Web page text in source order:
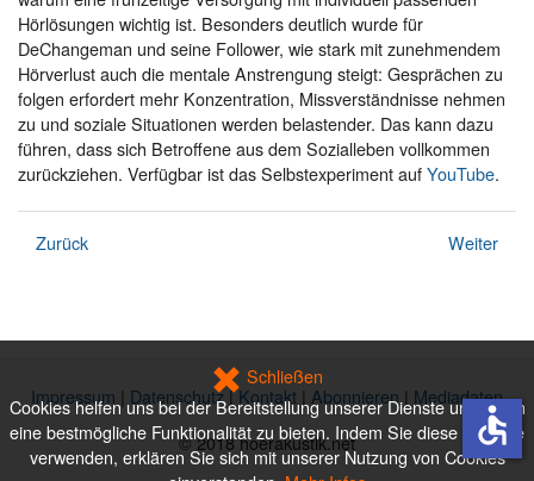
Hörlösungen wichtig ist. Besonders deutlich wurde für
DeChangeman und seine Follower, wie stark mit zunehmendem
Hörverlust auch die mentale Anstrengung steigt: Gesprächen zu
folgen erfordert mehr Konzentration, Missverständnisse nehmen
zu und soziale Situationen werden belastender. Das kann dazu
führen, dass sich Betroffene aus dem Sozialleben vollkommen
zurückziehen. Verfügbar ist das Selbstexperiment aufYouTube.
Zurück Weiter
Impressum | Datenschutz|Kontakt | Abonnieren | Mediadaten
© 2018 hoerakustik.net
Schließen
Cookies helfen uns bei der Bereitstellung unserer Dienste und Ihnen
eine bestmögliche Funktionalität zu bieten. Indem Sie diese Website
verwenden, erklären Sie sich mit unserer Nutzung von Cookies
accessible